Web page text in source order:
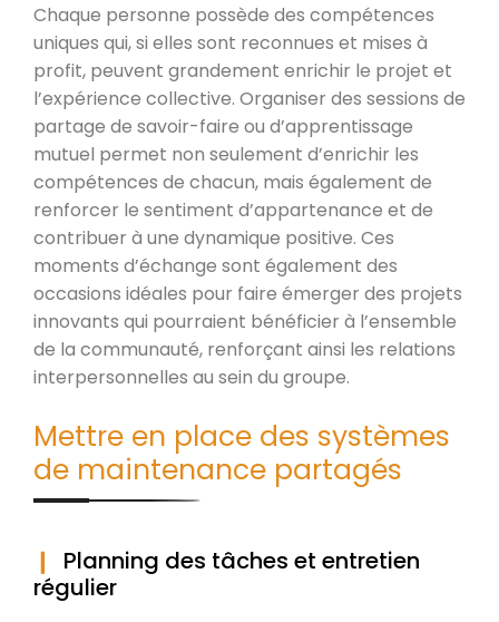
Chaque personne possède des compétences
uniques qui, si elles sont reconnues et mises à
profit, peuvent grandement enrichir le projet et
l’expérience collective. Organiser des sessions de
partage de savoir-faire ou d’apprentissage
mutuel permet non seulement d’enrichir les
compétences de chacun, mais également de
renforcer le sentiment d’appartenance et de
contribuer à une dynamique positive. Ces
moments d’échange sont également des
occasions idéales pour faire émerger des projets
innovants qui pourraient bénéficier à l’ensemble
de la communauté, renforçant ainsi les relations
interpersonnelles au sein du groupe.
Mettre en place des systèmes
de maintenance partagés
Planning des tâches et entretien
régulier